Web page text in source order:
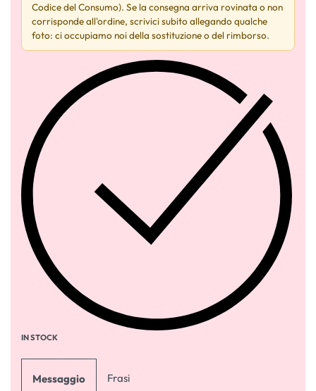
Codice del Consumo). Se la consegna arriva rovinata o non
corrisponde all'ordine, scrivici subito allegando qualche
foto: ci occupiamo noi della sostituzione o del rimborso.
IN STOCK
Messaggio Frasi